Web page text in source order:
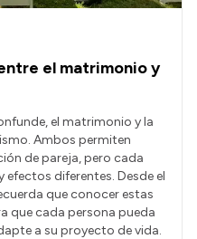
el matrimonio y
el matrimonio y la
Ambos permiten
de pareja, pero cada
diferentes. Desde el
que conocer estas
que cada persona pueda
a su proyecto de vida.